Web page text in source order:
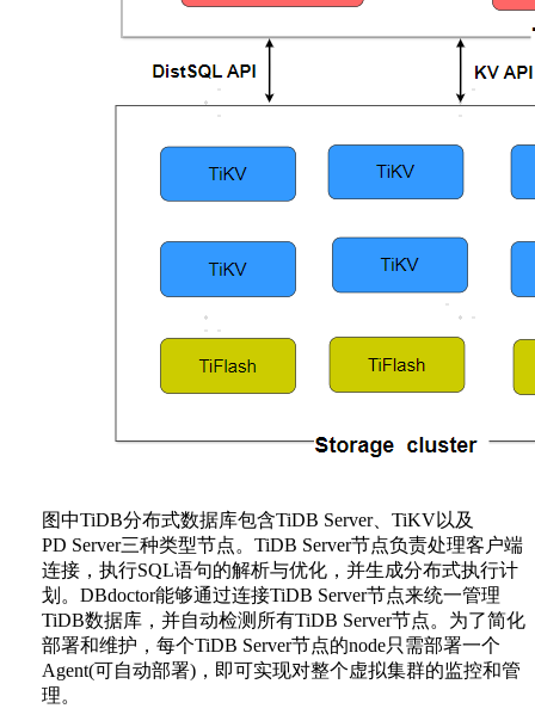
图中TiDB分布式数据库包含TiDB Server、TiKV以及
PD Server三种类型节点。TiDB Server节点负责处理客户端
连接，执行SQL语句的解析与优化，并生成分布式执行计
划。DBdoctor能够通过连接TiDB Server节点来统一管理
TiDB数据库，并自动检测所有TiDB Server节点。为了简化
部署和维护，每个TiDB Server节点的node只需部署一个
Agent(可自动部署)，即可实现对整个虚拟集群的监控和管
理。